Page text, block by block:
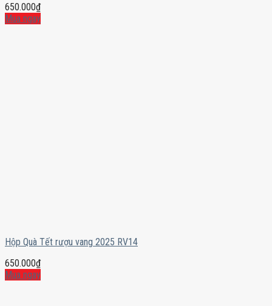
650.000₫
Mua ngay
Hộp Quà Tết rượu vang 2025 RV14
650.000₫
Mua ngay